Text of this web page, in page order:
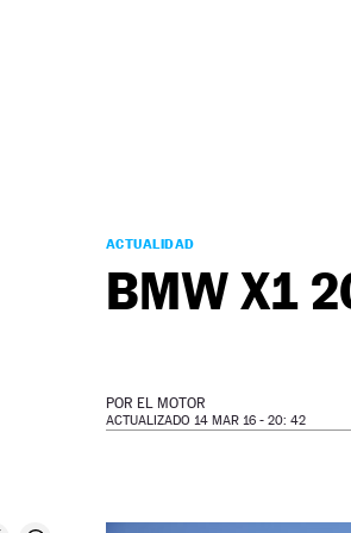
ACTUALIDAD
BMW X1
POR EL MOTOR
ACTUALIZADO 14 MAR 16 - 20: 42